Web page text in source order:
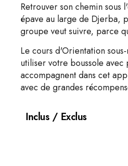
Retrouver son chemin sous
épave au large de Djerba,
groupe veut suivre, parce
Le cours d'Orientation
utiliser votre boussole avec
accompagnent dans cet
avec de grandes
Inclus / Exclus